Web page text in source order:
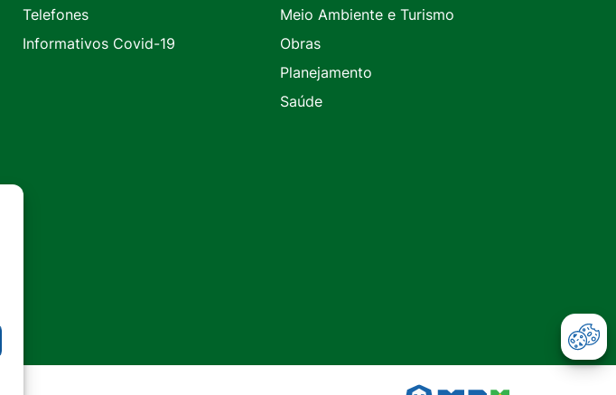
Telefones
Informativos Covid-19
Meio Ambiente e Turismo
Obras
Planejamento
Saúde